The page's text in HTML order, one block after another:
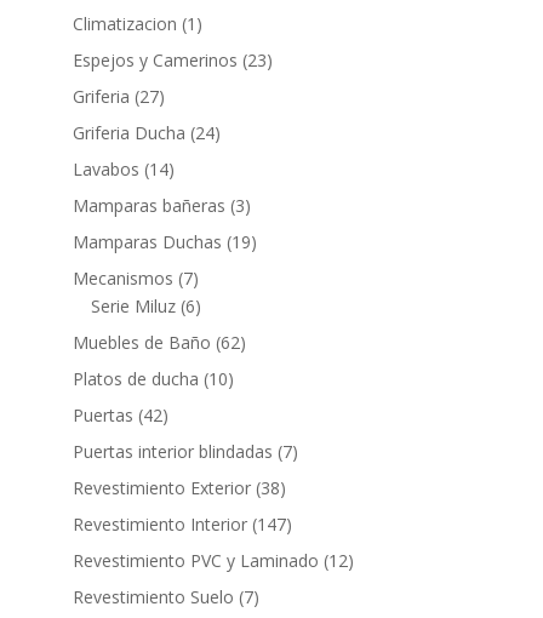
productos
Climatizacion 1 1
producto
Espejos y Camerinos 2323
Griferia 2727
productos
Griferia Ducha 2424
Lavabos 1414
productos
Mamparas bañeras 33
productos
Mamparas Duchas 1919
Mecanismos 77
productos
Serie Miluz 66
productos
Muebles de Baño 6262
Platos de ducha 1010
Puertas 4242
productos
Puertas interior blindadas 77
Revestimiento Exterior 3838
productos
Revestimiento Interior 147147
productos
Revestimiento PVC y Laminado 1212
Revestimiento Suelo 77